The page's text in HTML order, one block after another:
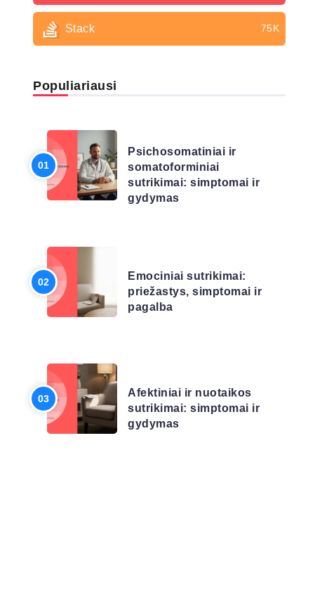
Stack 75K
Populiariausi
Psichosomatiniai ir
somatoforminiai
sutrikimai: simptomai ir
gydymas
Emociniai sutrikimai:
priežastys, simptomai ir
pagalba
Afektiniai ir nuotaikos
sutrikimai: simptomai ir
gydymas